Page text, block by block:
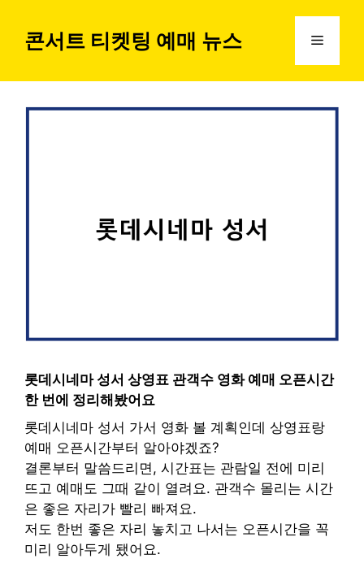
콘서트 티켓팅 예매 뉴스 메
롯데시네마 성서 상영표 관객수 영화 예매 오픈시간
한 번에 정리해봤어요
롯데시네마 성서 가서 영화 볼 계획인데 상영표랑
예매 오픈시간부터 알아야겠죠?
결론부터 말씀드리면, 시간표는 관람일 전에 미리
뜨고 예매도 그때 같이 열려요. 관객수 몰리는 시간
은 좋은 자리가 빨리 빠져요.
저도 한번 좋은 자리 놓치고 나서는 오픈시간을 꼭
미리 알아두게 됐어요.